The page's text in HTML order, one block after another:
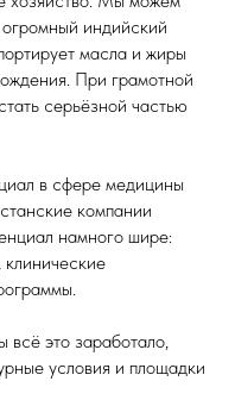
индийский
масла и жиры
При грамотной
серьёзной частью
в сфере медицины
компании
намного шире:
всё это заработало,
условия и площадки